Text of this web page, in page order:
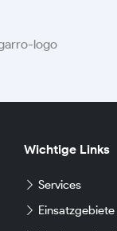
Wichtige Links
Services
Einsatzgebiete